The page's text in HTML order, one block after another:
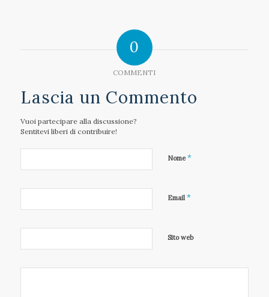
0
COMMENTI
Lascia un Commento
Vuoi partecipare alla discussione?
Sentitevi liberi di contribuire!
Nome*
Email *
Sito web